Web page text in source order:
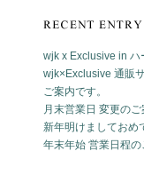
wjk x Exclusive in ハ
wjk×Exclusive 通販
ご案内です。
月末営業日 変更の
新年明けましておめ
年末年始 営業日程の